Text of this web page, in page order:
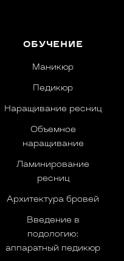
ОБУЧЕНИЕ
Маникюр
Педикюр
Наращивание ресниц
Объемное
наращивание
Ламинирование
ресниц
Архитектура бровей
Введение в
подологию:
аппаратный педикюр